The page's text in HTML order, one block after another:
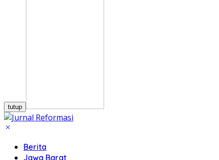
tutup
Berita
Jawa Barat